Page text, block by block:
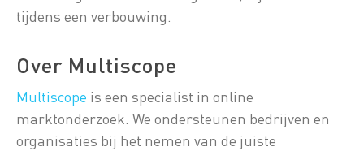
tijdens een verbouwing.
Over Multiscope
Multiscope is een specialist in online
marktonderzoek. We ondersteunen bedrijven en
organisaties bij het nemen van de juiste